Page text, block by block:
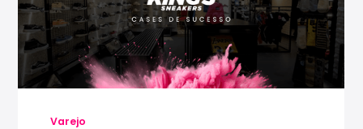
Varejo